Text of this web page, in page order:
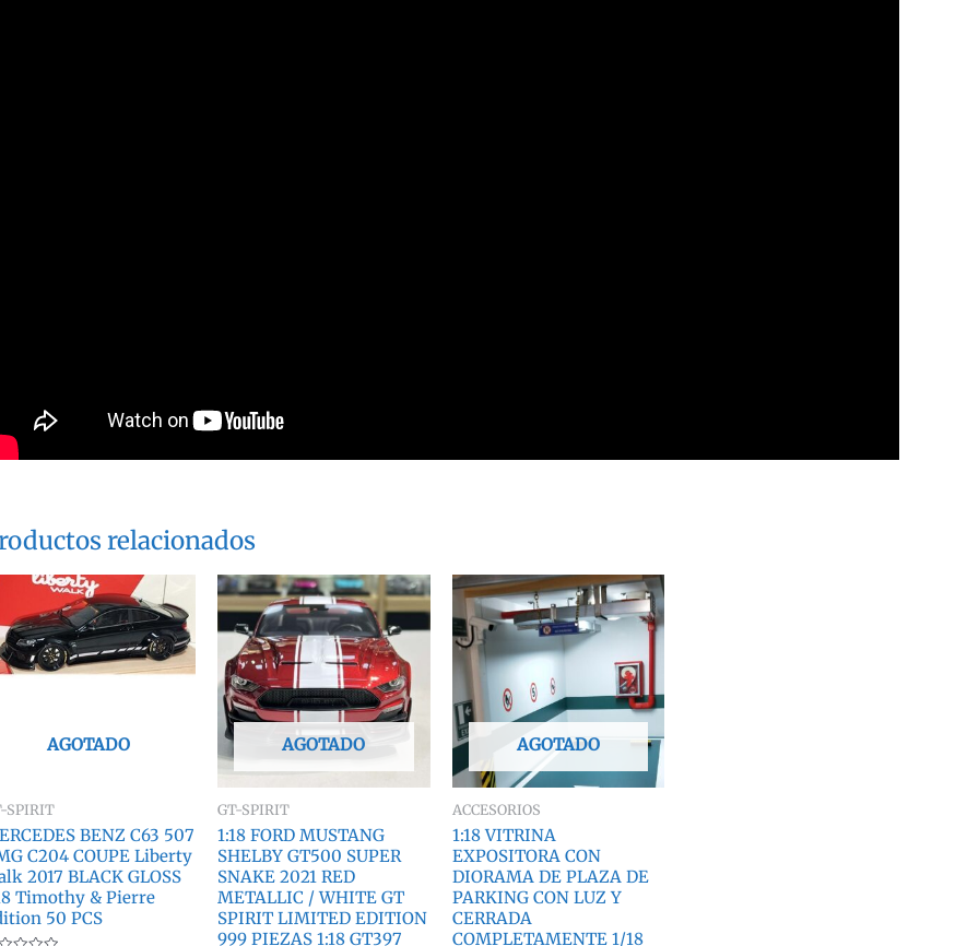
relacionados
AGOTADO
SPIRIT
BENZ C63 507
C204 COUPE Liberty
2017 BLACK GLOSS
Timothy & Pierre
50 PCS
AGOTADO
GT-SPIRIT
1:18 FORD MUSTANG
SHELBY GT500 SUPER
SNAKE 2021 RED
METALLIC / WHITE GT
SPIRIT LIMITED EDITION
999 PIEZAS 1:18 GT397
AGOTADO
ACCESORIOS
1:18 VITRINA
EXPOSITORA CON
DIORAMA DE PLAZA DE
PARKING CON LUZ Y
CERRADA
COMPLETAMENTE 1/18